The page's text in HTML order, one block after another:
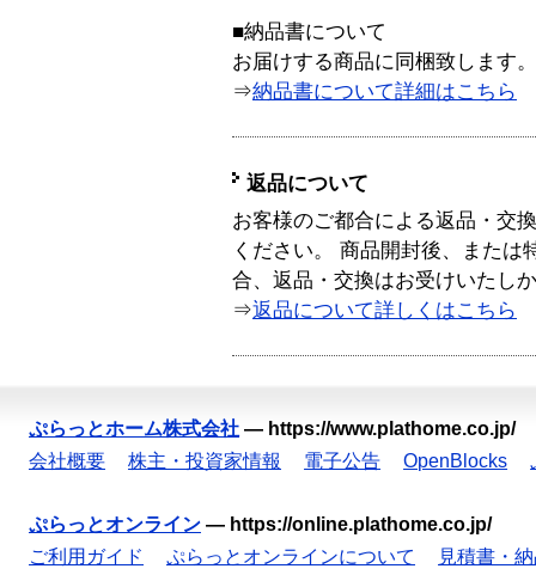
■納品書について
お届けする商品に同梱致します。
⇒納品書について詳細はこちら
返品について
お客様のご都合による返品・交
ください。 商品開封後、または
合、返品・交換はお受けいたし
⇒返品について詳しくはこちら
ぷらっとホーム株式会社 — https://www.plathome.co.jp/
会社概要
株主・投資家情報 電子公告 OpenBlocks
ぷらっとオンライン — https://online.plathome.co.jp/
ご利用ガイド
ぷらっとオンラインについて
見積書・